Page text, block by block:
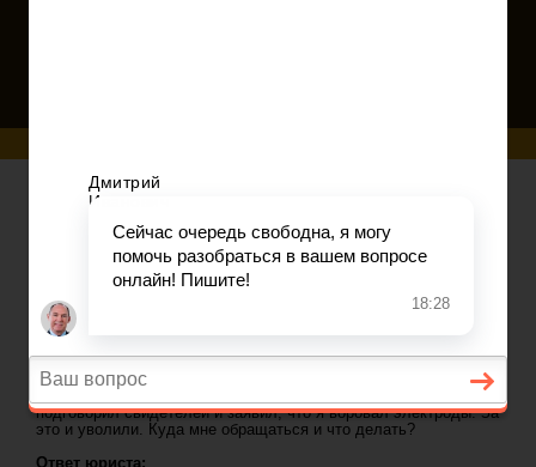
Я НЕ СОВЕРШАЛ
Задать вопрос юристу
Консультация юриста: Уволили по
причине кражи, которую я не совершал
Вопрос юристу:
высказал начальнику все за весь коллектив, а он сказал
увольняться. Увольняться добровольно я не стал, и он начал
подговорил свидетелей и заявил, что я воровал электроды. За
это и уволили. Куда мне обращаться и что делать?
Ответ юриста: